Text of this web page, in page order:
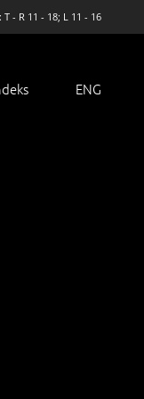
- R 11 - 18; L 11 - 16
ENG